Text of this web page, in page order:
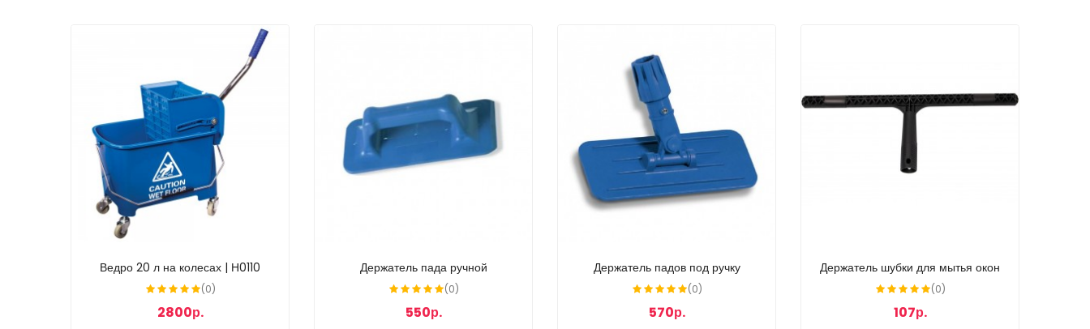
Ведро 20 л на колесах | Н0110
(0)
2800р.
Держатель пада ручной
(0)
550р.
Держатель падов под ручку
(0)
570р.
Держатель шубки для мытья окон
(0)
107р.